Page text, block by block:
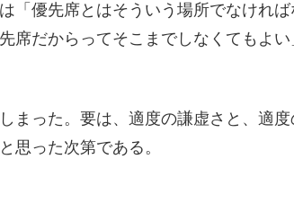
「優先席とはそういう場所でなけれ
席だからってそこまでしなくてもよ
まった。要は、適度の謙虚さと、適
思った次第である。